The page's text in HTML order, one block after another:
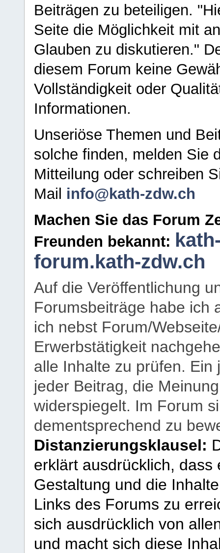
Beiträgen zu beteiligen.
Seite die Möglichkeit mit
Glauben zu diskutieren."
diesem Forum keine
Vollständigkeit oder
Informationen.
Unseriöse Themen und
solche finden, melden Sie
Mitteilung oder schreiben
Mail info@kath-zdw.ch
Machen Sie das Forum
Freunden bekannt:
forum.kath-zdw.ch
Auf die Veröffentlichung
Forumsbeiträge habe ich
ich nebst Forum/
Erwerbstätigkeit
alle Inhalte zu prüfen.
jeder Beitrag, die
widerspiegelt. Im Forum
dementsprechend zu
Distanzierungsklausel:
erklärt ausdrücklich,
Gestaltung und die
Links des Forums zu
sich ausdrücklich von
und macht sich diese